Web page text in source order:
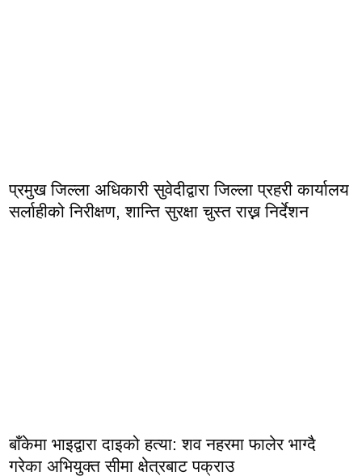
प्रमुख जिल्ला अधिकारी सुवेदीद्वारा जिल्ला प्रहरी कार्यालय
सर्लाहीको निरीक्षण, शान्ति सुरक्षा चुस्त राख्न निर्देशन
बाँकेमा भाइद्वारा दाइको हत्या: शव नहरमा फालेर भाग्दै
गरेका अभियुक्त सीमा क्षेत्रबाट पक्राउ